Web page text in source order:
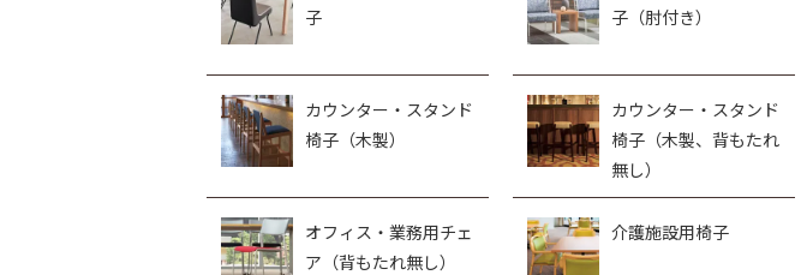
子
子（肘付き）
カウンター・スタンド
椅子（木製）
カウンター・スタンド
椅子（木製、背もたれ
無し）
オフィス・業務用チェ
ア（背もたれ無し）
介護施設用椅子